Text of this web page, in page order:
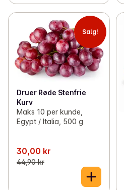
Salg!
Druer Røde Stenfrie
Kurv
Maks 10 per kunde,
Egypt / Italia, 500 g
30,00 kr
44,90 kr